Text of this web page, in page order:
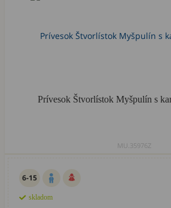
Prívesok Štvorlístok Myšpulín s
MU.35976Z
6-15
skladom